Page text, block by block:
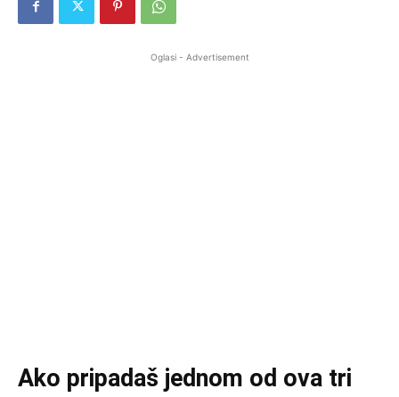
Oglasi - Advertisement
Ako pripadaš jednom od ova tri